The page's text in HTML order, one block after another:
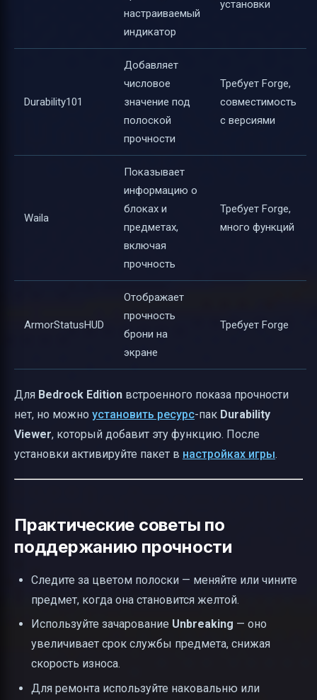
настраиваемый
индикатор
установки
Durability101
Добавляет
числовое
значение под
полоской
прочности
Требует Forge,
совместимость
с версиями
Waila
Показывает
информацию о
блоках и
предметах,
включая
прочность
Требует Forge,
много функций
ArmorStatusHUD
Отображает
прочность
брони на
экране
Требует Forge
Для Bedrock Edition встроенного показа прочности
нет, но можно установить ресурс-пак Durability
Viewer, который добавит эту функцию. После
установки активируйте пакет в настройках игры.
Практические советы по
поддержанию прочности
Следите за цветом полоски — меняйте или чините
предмет, когда она становится желтой.
Используйте зачарование Unbreaking — оно
увеличивает срок службы предмета, снижая
скорость износа.
Для ремонта используйте наковальню или